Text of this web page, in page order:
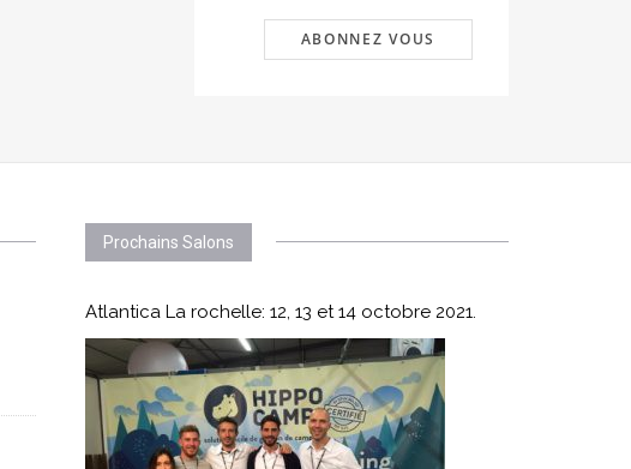
Prochains Salons
Atlantica La rochelle: 12, 13 et 14 octobre 2021.